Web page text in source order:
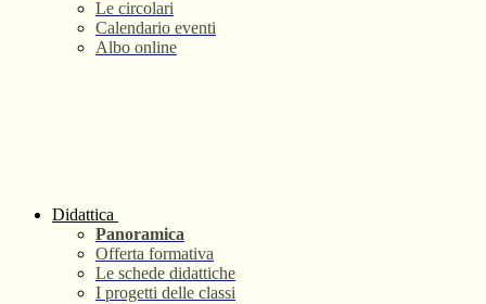
Le circolari
Calendario eventi
Albo online
Didattica
Panoramica
Offerta formativa
Le schede didattiche
I progetti delle classi